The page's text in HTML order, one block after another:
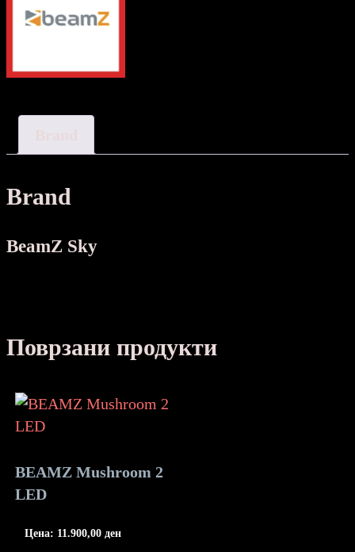
количина
Brand
BeamZ Sky
Поврзани продукти
BEAMZ Mushroom 2
LED
Цена: 11.900,00 ден